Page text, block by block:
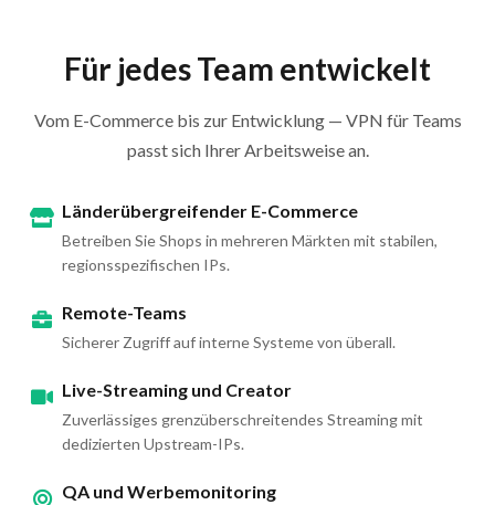
Für jedes Team entwickelt
Vom E-Commerce bis zur Entwicklung — VPN für Teams
passt sich Ihrer Arbeitsweise an.
Länderübergreifender E-Commerce
Betreiben Sie Shops in mehreren Märkten mit stabilen,
regionsspezifischen IPs.
Remote-Teams
Sicherer Zugriff auf interne Systeme von überall.
Live-Streaming und Creator
Zuverlässiges grenzüberschreitendes Streaming mit
dedizierten Upstream-IPs.
QA und Werbemonitoring